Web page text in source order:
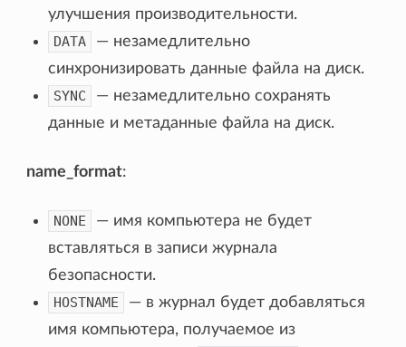
улучшения производительности.
DATA
— незамедлительно
синхронизировать данные файла на диск.
SYNC
— незамедлительно сохранять
данные и метаданные файла на диск.
name_format:
NONE
— имя компьютера не будет
вставляться в записи журнала
безопасности.
HOSTNAME
— в журнал будет добавляться
имя компьютера, получаемое из